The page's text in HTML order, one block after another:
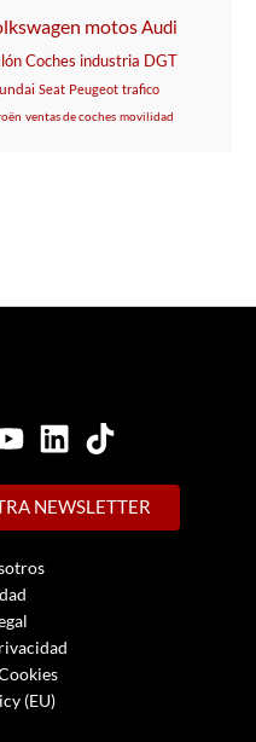
motosAudi
Coches industria DGT
Seat Peugeot trafico
ventas de coches movilidad
NEWSLETTER
(EU)